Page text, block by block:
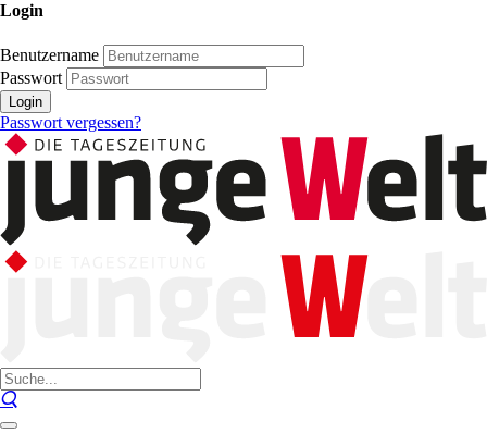
Login
Benutzername
Passwort
Login
Passwort vergessen?